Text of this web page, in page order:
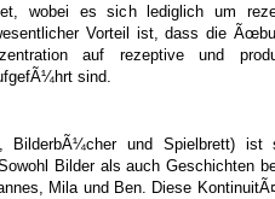
wobei es sich lediglich um
Vorteil ist, dass die
auf rezeptive und
sind.
BilderbÃ¼cher und Spielbrett) ist
Bilder als auch Geschichten
Mila und Ben. Diese